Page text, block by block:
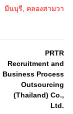
มีนบุรี, คลองสามวา
PRTR
Recruitment and
Business Process
Outsourcing
(Thailand) Co.,
Ltd.